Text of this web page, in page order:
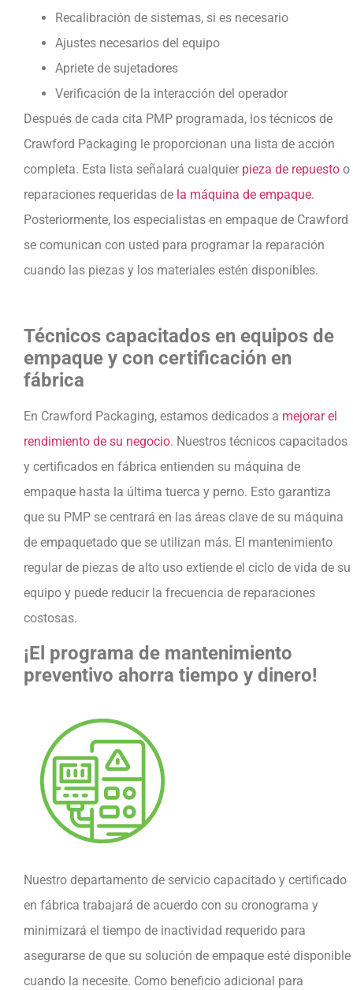
Recalibración de sistemas, si es necesario
Ajustes necesarios del equipo
Apriete de sujetadores
Verificación de la interacción del operador
Después de cada cita PMP programada, los técnicos de
Crawford Packaging le proporcionan una lista de acción
completa. Esta lista señalará cualquier pieza de repuesto o
reparaciones requeridas de la máquina de empaque.
Posteriormente, los especialistas en empaque de Crawford
se comunican con usted para programar la reparación
cuando las piezas y los materiales estén disponibles.
Técnicos capacitados en equipos de
empaque y con certificación en
fábrica
En Crawford Packaging, estamos dedicados a mejorar el
rendimiento de su negocio. Nuestros técnicos capacitados
y certificados en fábrica entienden su máquina de
empaque hasta la última tuerca y perno. Esto garantiza
que su PMP se centrará en las áreas clave de su máquina
de empaquetado que se utilizan más. El mantenimiento
regular de piezas de alto uso extiende el ciclo de vida de su
equipo y puede reducir la frecuencia de reparaciones
costosas.
¡El programa de mantenimiento
preventivo ahorra tiempo y dinero!
Nuestro departamento de servicio capacitado y certificado
en fábrica trabajará de acuerdo con su cronograma y
minimizará el tiempo de inactividad requerido para
asegurarse de que su solución de empaque esté disponible
cuando la necesite. Como beneficio adicional para